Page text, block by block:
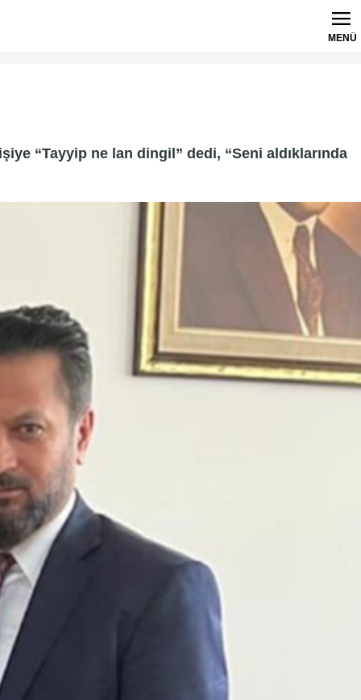
MENÜ
“Tayyip ne lan dingil” dedi, “Seni aldıklarında